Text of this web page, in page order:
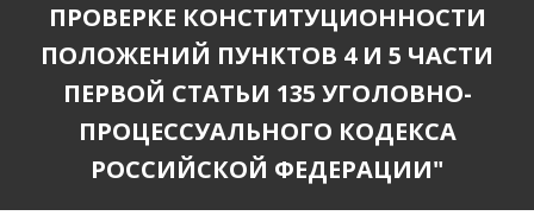
ПРОВЕРКЕ КОНСТИТУЦИОННОСТИ
ПОЛОЖЕНИЙ ПУНКТОВ 4 И 5 ЧАСТИ
ПЕРВОЙ СТАТЬИ 135 УГОЛОВНО-
ПРОЦЕССУАЛЬНОГО КОДЕКСА
РОССИЙСКОЙ ФЕДЕРАЦИИ"